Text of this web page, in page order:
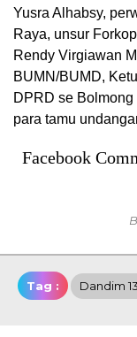
Yusra Alhabsy,
Raya, unsur
Rendy Virgiawan
BUMN/BUMD,
DPRD se
para tamu
Facebook
Tag : Dandim